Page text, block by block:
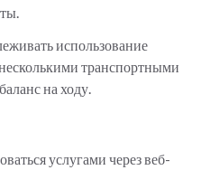
использование
транспортными
на ходу.
услугами через веб-